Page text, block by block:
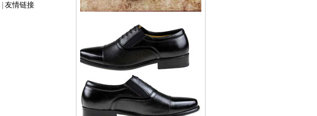
友情链接